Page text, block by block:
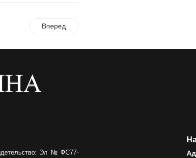
Вперед
ОБЩЕСТВО
Эл № ФС77-